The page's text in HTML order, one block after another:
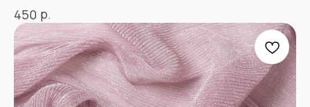
450 р.
ПРОЧЕЕ
Контакты
Договор оферты
Политика
конфиденциальности